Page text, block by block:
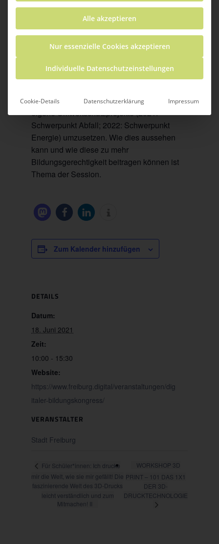
In der Session, die vom ICSE präsentiert
Dieses wird hier vor Ort im Rahmen der
Aktion #freiburgprotectstheplanet umgesetzt.
Hier werden Bürger*innen, Expert*innen und
gemeinsam, gleichberechtigt und aktiv
eigene Umweltschutzprojekte (2021:
Schwerpunkt Abfall; 2022: Schwerpunkt
Energie) umzusetzen. Wie dies aussehen
kann und wie diese zu mehr
Bildungsgerechtigkeit beitragen können ist
Thema der Session.
Zum Kalender hinzufügen
DETAILS
Datum:
18. Juni 2021
Zeit:
10:00 - 15:30
Website:
https://www.freiburg.digital/veranstaltungen/dig
italer-bildungskongress/
VERANSTALTER
Stadt Freiburg
Für Schüler*innen: Ich drucke
mir die Welt, wie sie mir gefällt! Die
faszinierende Welt des 3D-Drucks
leicht verständlich und zum
Mitmachen! II
WORKSHOP 3D
PRINT – 101 DAS 1X1
DER 3D-
DRUCKTECHNOLOGIE
Alle akzeptieren
Nur essenzielle Cookies akzeptieren
Individuelle Datenschutzeinstellungen
Cookie-Details Datenschutzerklärung Impressum